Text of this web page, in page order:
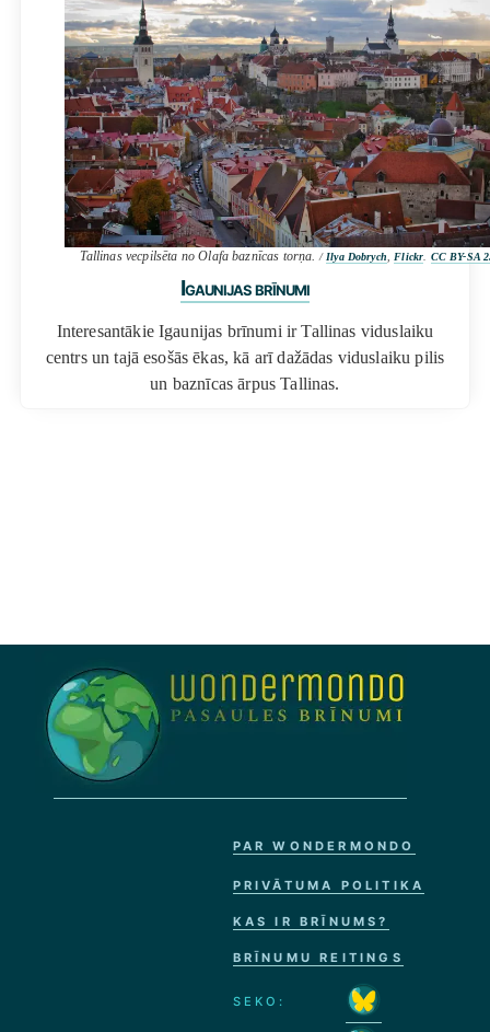
Tallinas vecpilsēta no Olafa baznīcas torņa./Ilya Dobrych,Flickr. CC BY-SA
Igaunijas brīnumi
Interesantākie Igaunijas brīnumi ir Tallinas viduslaiku
centrs un tajā esošās ēkas, kā arī dažādas viduslaiku pilis
un baznīcas ārpus Tallinas.
PAR WONDERMONDO
PRIVĀTUMA POLITIKA
KAS IR BRĪNUMS?
BRĪNUMU REITINGS
SEKO: